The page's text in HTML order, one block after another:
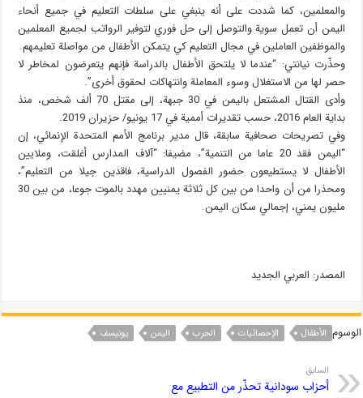
والمعلمين، كما شددت على أنه ينبغي على سلطات التعليم في جميع أنحاء
اليمن أن تعمل سوية والتوصل إلى حل فوري لتوفير الرواتب لجميع المعلمين
والموظفين العاملين في مجال التعليم كي يتمكن الأطفال من مواصلة تعليمهم.
وحذّرت نيانتي: “عندما لا يلتحق الأطفال بالدراسة فإنهم يتعرضون لمخاطر لا
حصر لها من الاستغلال وسوء المعاملة وانتهاكات لحقوق أخرى”.
وأدى القتال المشتعل باليمن في 30 جبهة، إلى مقتل 70 ألف شخص، منذ
بداية العام 2016، حسب تقديرات أممية في 17 يونيو/ حزيران 2019.
وفي تصريحات صحافية سابقة، قال مدير برنامج الأمم المتحدة الإنمائي، إن
“اليمن فقد 20 عاما من التنمية”، مضيفا: “آلاف المدارس أغلقت، وملايين
الأطفال لا يستطيعون حضور الفصول الدراسية، فاقدين جيلا من التعليم”،
ومحذرا من أن واحدا من بين كل ثلاثة يمنيين مهدد بالموت جوعا، من بين 30
مليون يمني، إجمالي سكان اليمن.
المصدر: العربي الجديد
الوسوم الأطفال الإحصائیات الحرب الیمن یونیسف
السابق
أحزاب سودانية تحذّر من التطبيع مع